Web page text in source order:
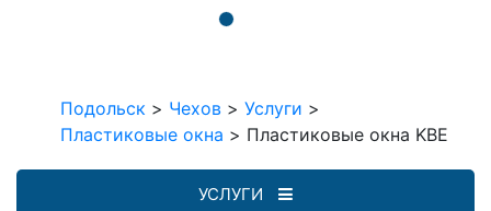
Подольск > Чехов > Услуги >
Пластиковые окна > Пластиковые окна KBE
УСЛУГИ